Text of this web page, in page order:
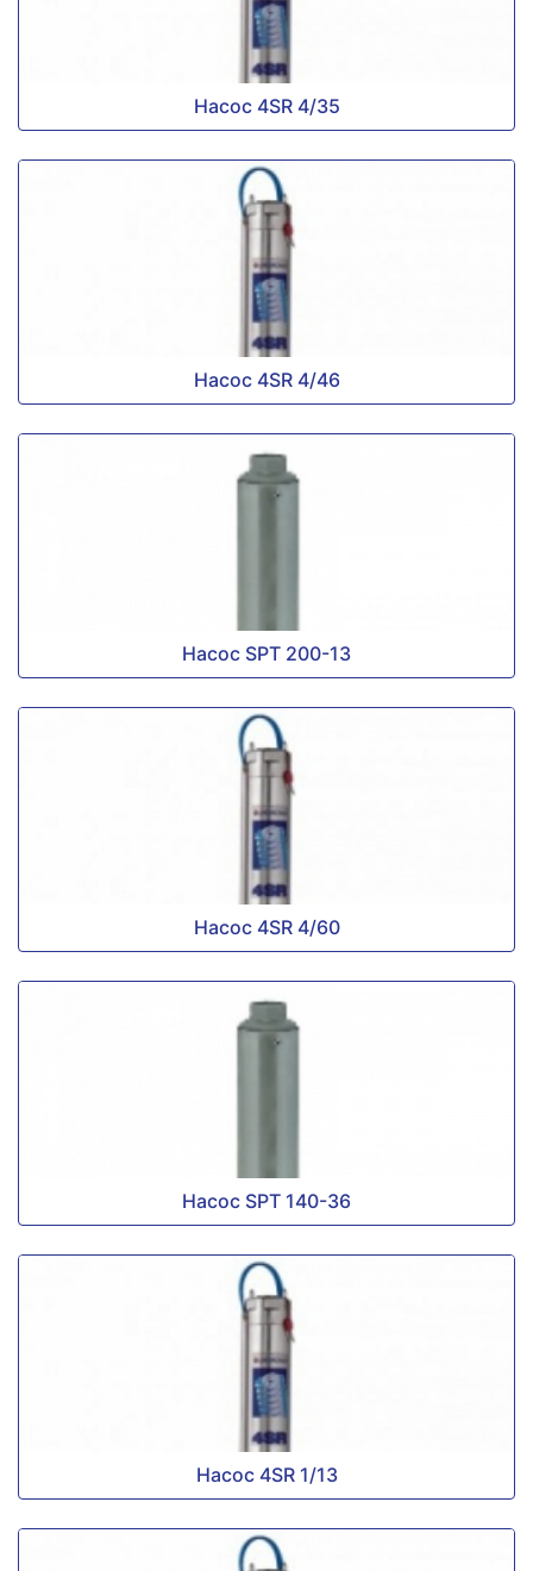
Насос 4SR 4/35
Насос 4SR 4/46
Насос SPT 200-13
Насос 4SR 4/60
Насос SPT 140-36
Насос 4SR 1/13